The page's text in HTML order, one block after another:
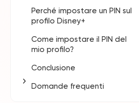
Perché impostare un PIN sul
profilo Disney+
Come impostare il PIN del
mio profilo?
Conclusione
Domande frequenti